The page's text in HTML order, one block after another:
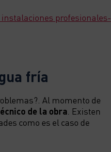
profesionales-
fría
Al momento de
de la obra . Existen
como es el caso de